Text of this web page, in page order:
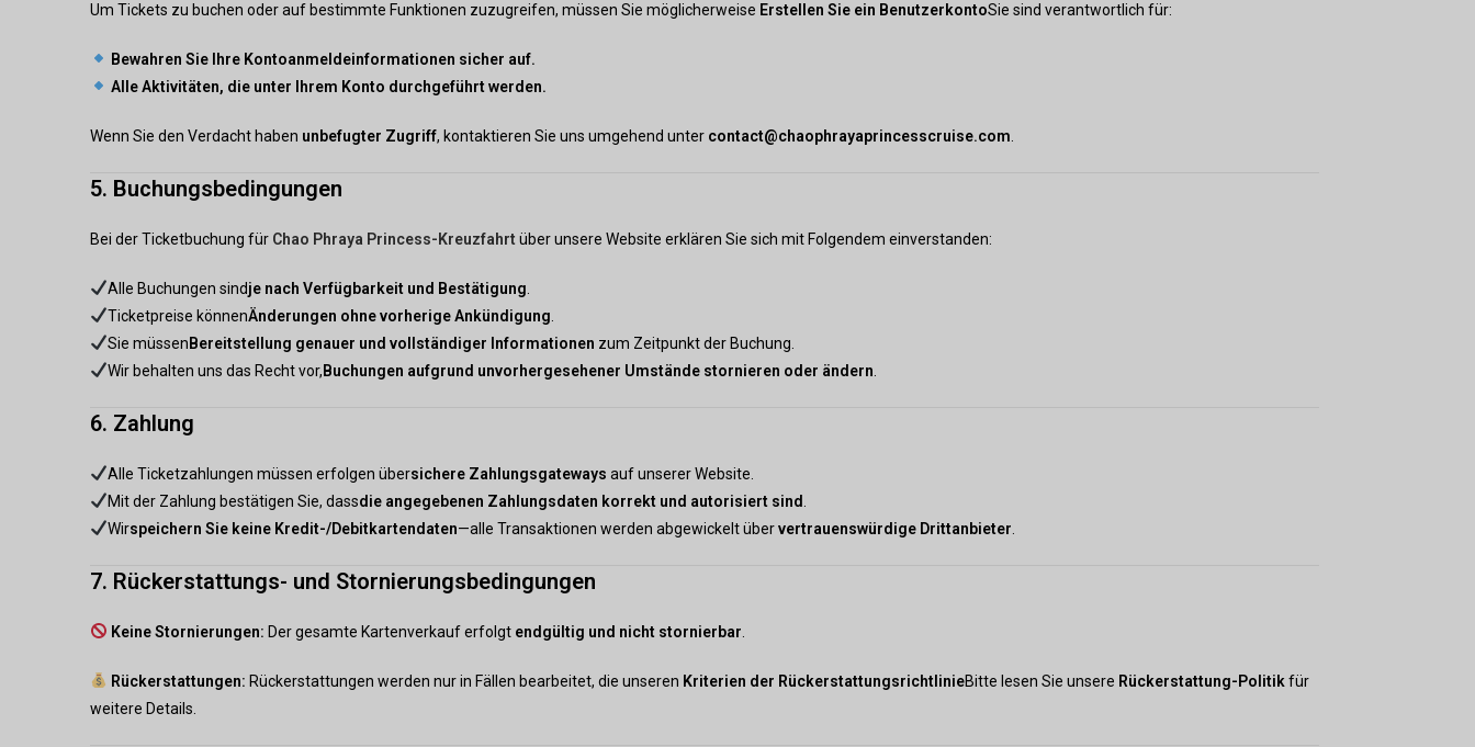
Um Tickets zu buchen oder auf bestimmte Funktionen zuzugreifen, müssen Sie möglicherweise Erstellen Sie ein BenutzerkontoSie sind verantwortlich für:
Bewahren Sie Ihre Kontoanmeldeinformationen sicher auf.
Alle Aktivitäten, die unter Ihrem Konto durchgeführt werden.
Wenn Sie den Verdacht haben unbefugter Zugriff, kontaktieren Sie uns umgehend unter contact@chaophrayaprincesscruise.com
5. Buchungsbedingungen
Bei der Ticketbuchung für Chao Phraya Princess-Kreuzfahrt über unsere Website erklären Sie sich mit Folgendem einverstanden:
Alle Buchungen sindje nach Verfügbarkeit und Bestätigung
Ticketpreise könnenÄnderungen ohne vorherige Ankündigung
Sie müssenBereitstellung genauer und vollständiger Informationen zum Zeitpunkt der Buchung.
Wir behalten uns das Recht vor,Buchungen aufgrund unvorhergesehener Umstände stornieren oder ändern
6. Zahlung
Alle Ticketzahlungen müssen erfolgen übersichere Zahlungsgateways auf unserer Website.
Mit der Zahlung bestätigen Sie, dassdie angegebenen Zahlungsdaten korrekt und autorisiert sind
Wirspeichern Sie keine Kredit-/Debitkartendaten—alle Transaktionen werden abgewickelt übervertrauenswürdige Drittanbieter
7. Rückerstattungs- und Stornierungsbedingungen
Keine Stornierungen: Der gesamte Kartenverkauf erfolgt endgültig und nicht stornierbar
Rückerstattungen: Rückerstattungen werden nur in Fällen bearbeitet, die unseren Kriterien der RückerstattungsrichtlinieBitte lesen Sie unsere Rückerstattung-Politik für
weitere Details.